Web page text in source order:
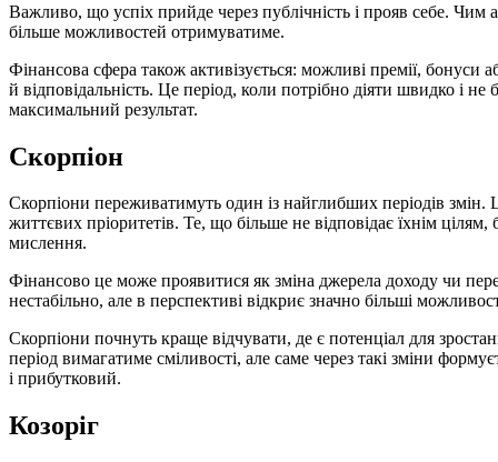
Важливо, що успіх прийде через публічність і прояв себе.
більше можливостей отримуватиме.
Фінансова сфера також активізується: можливі премії, бонуси
й відповідальність. Це період, коли потрібно діяти швидко і
максимальний результат.
Скорпіон
Скорпіони переживатимуть один із найглибших періодів
життєвих пріоритетів. Те, що більше не відповідає їхнім
мислення.
Фінансово це може проявитися як зміна джерела доходу чи
нестабільно, але в перспективі відкриє значно більші
Скорпіони почнуть краще відчувати, де є потенціал для
період вимагатиме сміливості, але саме через такі зміни
і прибутковий.
Козоріг